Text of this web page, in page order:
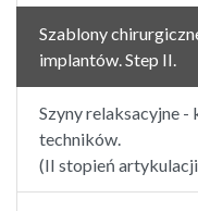
Szablony
implantów. Step II.
Szyny relaksacyjne
techników.
(II stopień